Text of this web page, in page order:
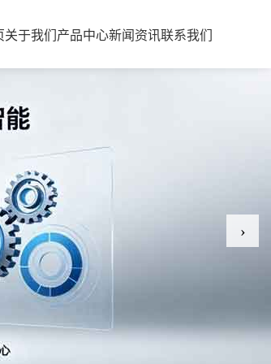
关于我们 产品中心新闻资讯联系我们
›